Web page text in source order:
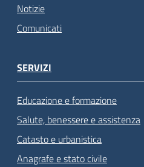
Notizie
Comunicati
SERVIZI
Educazione e formazione
Salute, benessere e assistenza
Catasto e urbanistica
Anagrafe e stato civile